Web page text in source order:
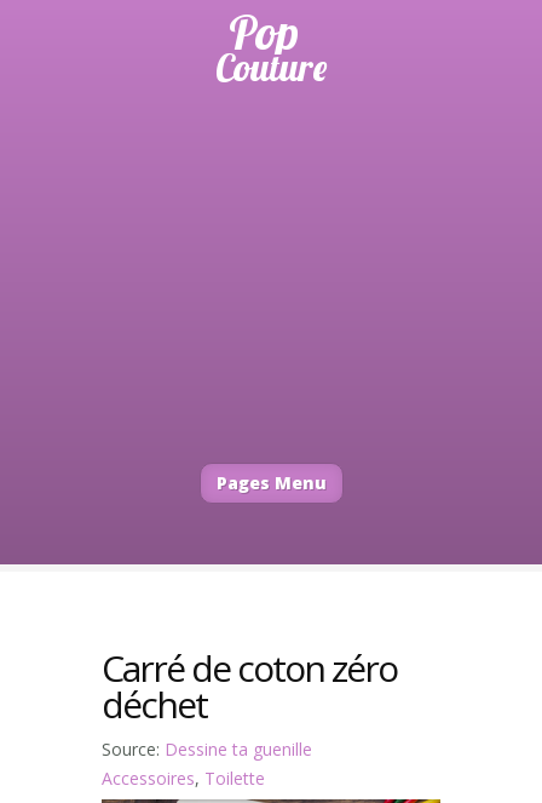
Pages Menu
Carré de coton zéro
déchet
Source: Dessine ta guenille
Accessoires, Toilette